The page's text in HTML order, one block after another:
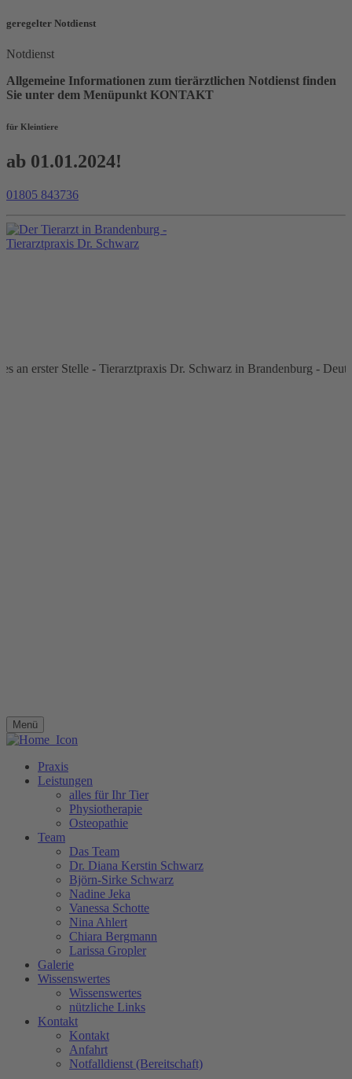
geregelter Notdienst
Notdienst
Allgemeine Informationen zum tierärztlichen Notdienst finden
Sie unter dem Menüpunkt KONTAKT
für Kleintiere
ab 01.01.2024!
01805 843736
Menü
Praxis
Leistungen
alles für Ihr Tier
Physiotherapie
Osteopathie
Team
Das Team
Dr. Diana Kerstin Schwarz
Björn-Sirke Schwarz
Nadine Jeka
Vanessa Schotte
Nina Ahlert
Chiara Bergmann
Larissa Gropler
Galerie
Wissenswertes
Wissenswertes
nützliche Links
Kontakt
Kontakt
Anfahrt
Notfalldienst (Bereitschaft)